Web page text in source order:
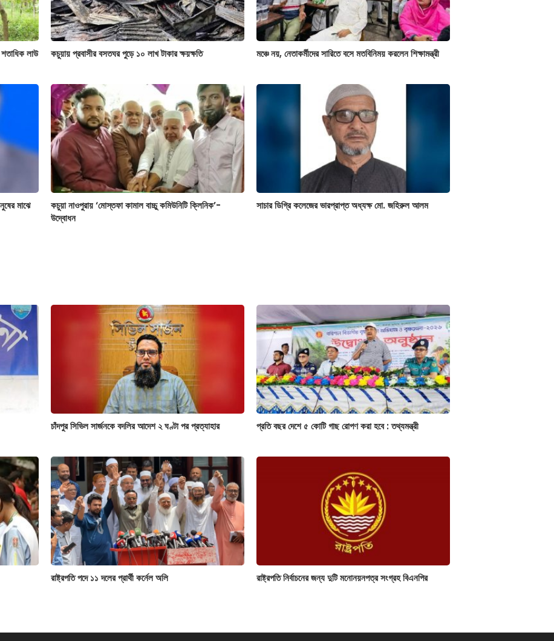
লাউ কচুয়ায় প্রবাসীর বসতঘর পুড়ে ১০ লাখ টাকার ক্ষয়ক্ষতি মঞ্চে নয়, নেতাকর্মীদের সারিতে বসে মতবিনিময় করলেন শিক্ষামন্ত্রী
মাঝে
কচুয়া নাওপুরায় ‘মোস্তফা কামাল বাচ্চু কমিউনিটি ক্লিনিক’-
উদ্বোধন
সাচার ডিগ্রি কলেজের ভারপ্রাপ্ত অধ্যক্ষ মো. জহিরুল আলম
চাঁদপুর সিভিল সার্জনকে বদলির আদেশ ২ ঘণ্টা পর প্রত্যাহার প্রতি বছর দেশে ৫ কোটি গাছ রোপণ করা হবে : তথ্যমন্ত্রী
রাষ্ট্রপতি পদে ১১ দলের প্রার্থী কর্নেল অলি রাষ্ট্রপতি নির্বাচনের জন্য দুটি মনোনয়নপত্র সংগ্রহ বিএনপির